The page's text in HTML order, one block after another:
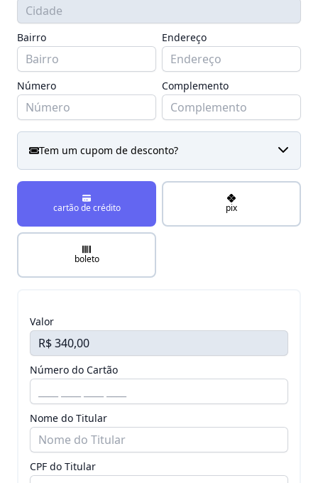
Bairro Endereço
Número Complemento
Tem um cupom de desconto?
cartão de crédito pix
boleto
Valor
Número do Cartão
Nome do Titular
CPF do Titular